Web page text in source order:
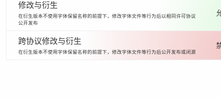
修改与衍生
在衍生版本不使用字体保留名称的前提下，修改字体文件等行为后以相同许可协议
公开发布
跨协议修改与衍生
在衍生版本不使用字体保留名称的前提下，修改字体文件等行为后公开发布或闭源